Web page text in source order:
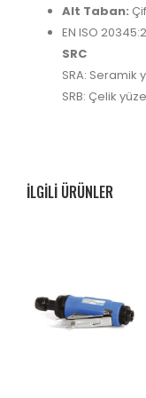
Alt Taban:
EN ISO
SRC
SRA:
SRB: Çelik
ILGILI ÜRÜNLER